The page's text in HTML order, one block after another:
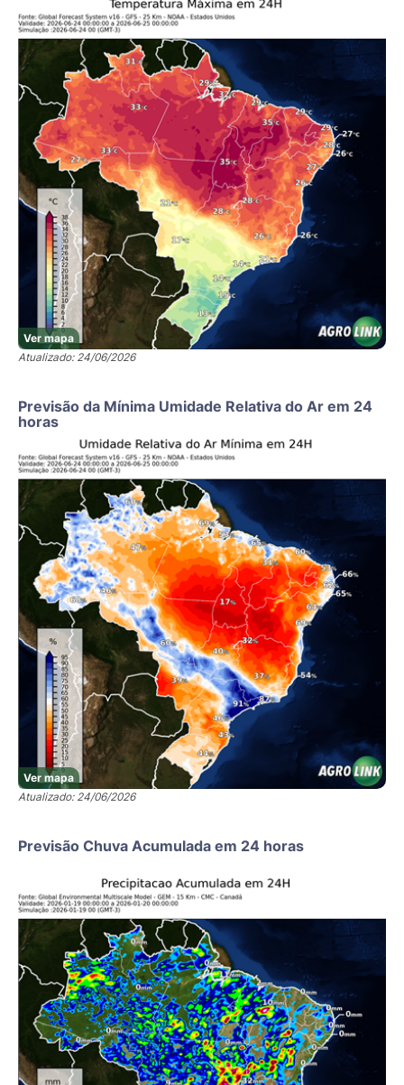
Ver mapa
Atualizado: 24/06/2026
Previsão da Mínima Umidade Relativa do Ar em 24
horas
Ver mapa
Atualizado: 24/06/2026
Previsão Chuva Acumulada em 24 horas